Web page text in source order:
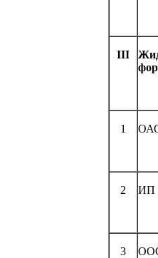
III
1
2 ИП
3